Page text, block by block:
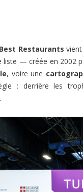
Restaurants
— créée en 2002
, voire une
: derrière les
.